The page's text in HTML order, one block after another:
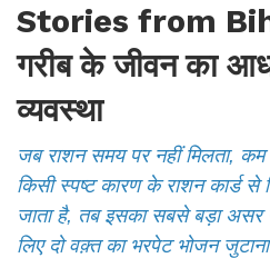
Stories from
गरीब के जीवन का
व्यवस्था
जब राशन समय पर नहीं मिलता, कम
किसी स्पष्ट कारण के राशन कार्ड से
जाता है, तब इसका सबसे बड़ा असर
लिए दो वक़्त का भरपेट भोजन